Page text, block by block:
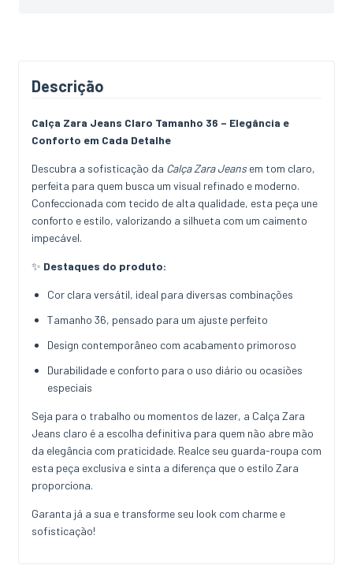
Descrição
Calça Zara Jeans Claro Tamanho 36 – Elegância e
Conforto em Cada Detalhe
Descubra a sofisticação da Calça Zara Jeansem tom claro,
perfeita para quem busca um visual refinado e moderno.
Confeccionada com tecido de alta qualidade, esta peça une
conforto e estilo, valorizando a silhueta com um caimento
impecável.
✨ Destaques do produto:
Cor clara versátil, ideal para diversas combinações
Tamanho 36, pensado para um ajuste perfeito
Design contemporâneo com acabamento primoroso
Durabilidade e conforto para o uso diário ou ocasiões
especiais
Seja para o trabalho ou momentos de lazer, a Calça Zara
Jeans claro é a escolha definitiva para quem não abre mão
da elegância com praticidade. Realce seu guarda-roupa com
esta peça exclusiva e sinta a diferença que o estilo Zara
proporciona.
Garanta já a sua e transforme seu look com charme e
sofisticação!